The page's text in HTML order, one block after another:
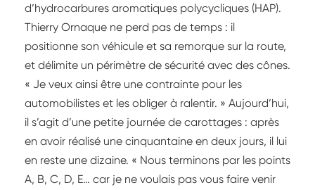
d’hydrocarbures aromatiques polycycliques (HAP).
Thierry Ornaque ne perd pas de temps : il
positionne son véhicule et sa remorque sur la route,
et délimite un périmètre de sécurité avec des cônes.
« Je veux ainsi être une contrainte pour les
automobilistes et les obliger à ralentir. » Aujourd’hui,
il s’agit d’une petite journée de carottages : après
en avoir réalisé une cinquantaine en deux jours, il lui
en reste une dizaine. « Nous terminons par les points
A, B, C, D, E… car je ne voulais pas vous faire venir